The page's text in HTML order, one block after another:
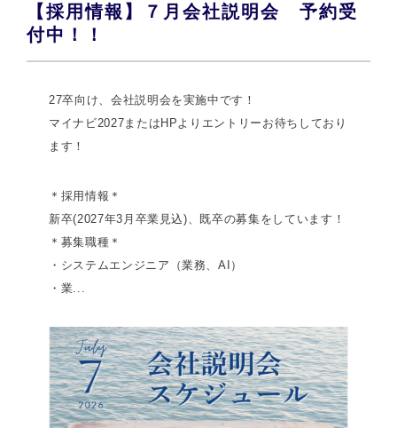
【採用情報】７月会社説明会 予約受
付中！！
27卒向け、会社説明会を実施中です！
マイナビ2027またはHPよりエントリーお待ちしており
ます！
＊採用情報＊
新卒(2027年3月卒業見込)、既卒の募集をしています！
＊募集職種＊
・システムエンジニア（業務、AI）
・業...